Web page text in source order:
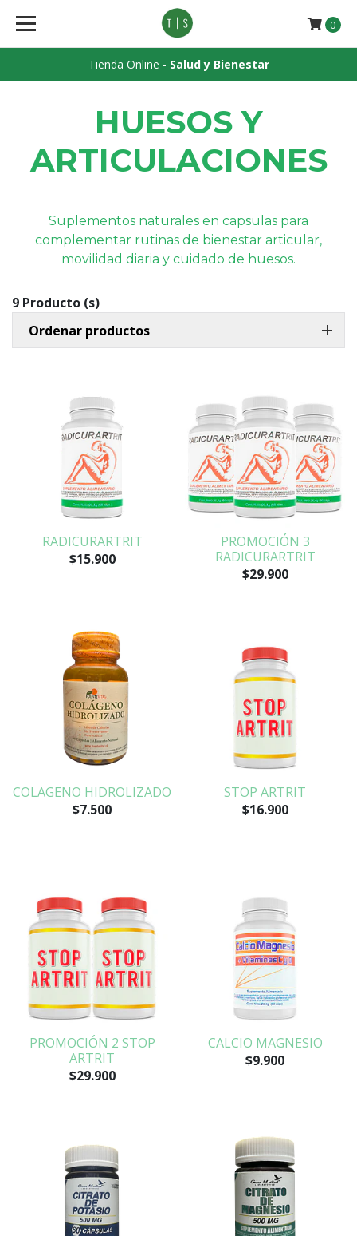
Tienda Online - Salud y Bienestar
0
HUESOS Y
ARTICULACIONES
Suplementos naturales en capsulas para
complementar rutinas de bienestar articular,
movilidad diaria y cuidado de huesos.
9 Producto (s)
Ordenar productos
RADICURARTRIT
$15.900
PROMOCIÓN 3
RADICURARTRIT
$29.900
COLAGENO HIDROLIZADO
$7.500
STOP ARTRIT
$16.900
PROMOCIÓN 2 STOP
ARTRIT
$29.900
CALCIO MAGNESIO
$9.900